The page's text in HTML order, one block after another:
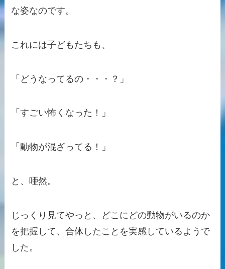
な姿なのです。
これには子どもたちも、
「どうなってるの・・・？」
「すごい怖くなった！」
「動物が混ざってる！」
と、唖然。
じっくり見てやっと、どこにどの動物がいるのか
を把握して、合体したことを実感しているようで
した。